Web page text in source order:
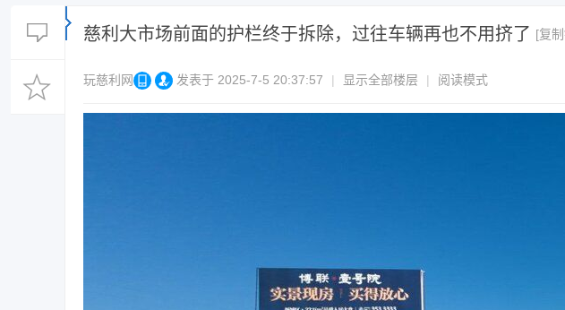
慈
慈利大市场前面的护栏终于拆除，过往车辆再也不用挤了 [复
玩慈利网 发表于 2025-7-5 20:37:57 | 显示全部楼层 | 阅读模式